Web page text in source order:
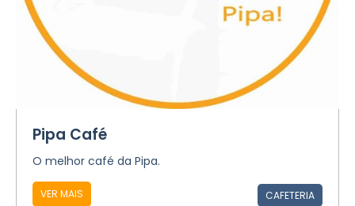
Pipa Café
O melhor café da Pipa.
VER MAIS CAFETERIA